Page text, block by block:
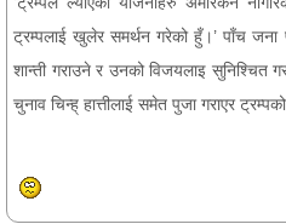
ट्रम्पलाई खुलेर समर्थन गरेको हुँ।’ पाँच जना
शान्ती गराउने र उनको विजयलाइ सुनिश्चित
चुनाव चिन्ह् हात्तीलाई समेत पुजा गराएर